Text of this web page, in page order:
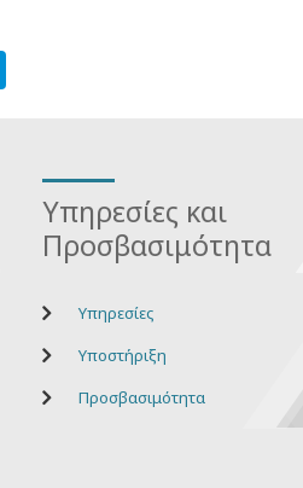
Υπηρεσίες και
Προσβασιμότητα
Υπηρεσίες
Υποστήριξη
Προσβασιμότητα